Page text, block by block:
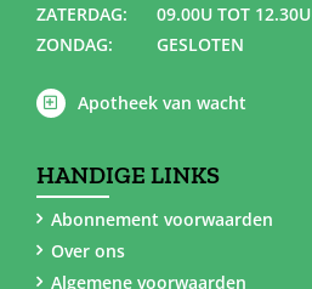
ZATERDAG:
09.00U TOT 12.30U
ZONDAG:
GESLOTEN
Apotheek van wacht
HANDIGE LINKS
Abonnement voorwaarden
Over ons
Algemene voorwaarden